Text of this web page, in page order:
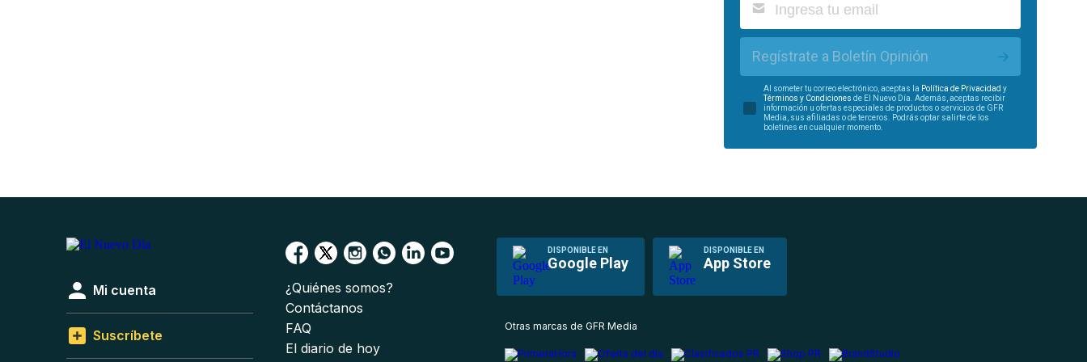
Regístrate a Boletín Opinión
Al someter tu correo electrónico, aceptas la Política de Privacidad y
Términos y Condiciones de El Nuevo Día. Además, aceptas recibir
información u ofertas especiales de productos o servicios de GFR
Media, sus afiliadas o de terceros. Podrás optar salirte de los
boletines en cualquier momento.
DISPONIBLE EN
Google Play
DISPONIBLE EN
App Store
Mi cuenta
Suscríbete
¿Quiénes somos?
Contáctanos
FAQ
El diario de hoy
Otras marcas de GFR Media